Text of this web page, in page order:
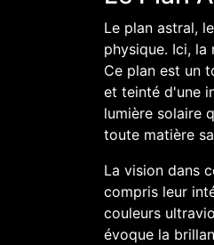
Le plan astral,
physique. Ici,
Ce plan est un
et teinté d'une
lumière solaire
toute matière
La vision dans
compris leur
couleurs
évoque la